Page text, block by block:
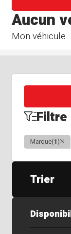
Mon véhicule
Aucun
Filtre
Marque(1)Clair
Trier